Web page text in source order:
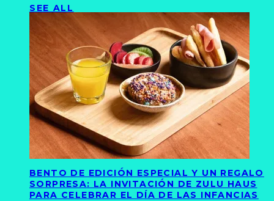
SEE ALL
BENTO DE EDICIÓN ESPECIAL Y UN REGALO
SORPRESA: LA INVITACIÓN DE ZULU HAUS
PARA CELEBRAR EL DÍA DE LAS INFANCIAS